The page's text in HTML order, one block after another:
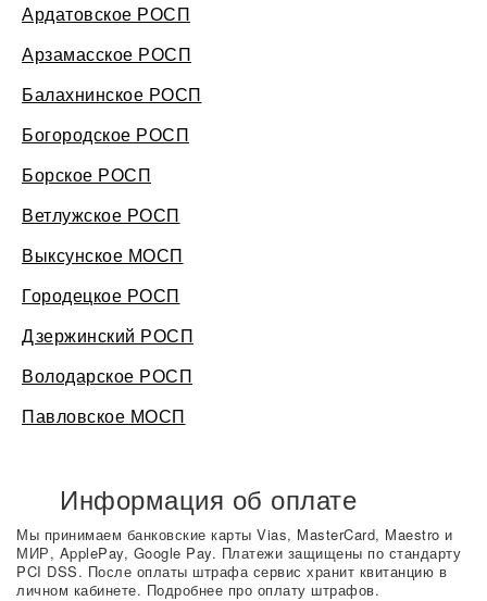
Ардатовское РОСП
Арзамасское РОСП
Балахнинское РОСП
Богородское РОСП
Борское РОСП
Ветлужское РОСП
Выксунское МОСП
Городецкое РОСП
Дзержинский РОСП
Володарское РОСП
Павловское МОСП
Информация об оплате
Мы принимаем банковские карты Vias, MasterCard, Maestro и
МИР, ApplePay, Google Pay. Платежи защищены по стандарту
PCI DSS. После оплаты штрафа сервис хранит квитанцию в
личном кабинете. Подробнее про оплату штрафов.